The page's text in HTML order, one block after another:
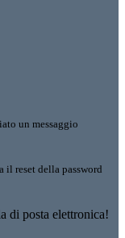
un messaggio
il reset della password
di posta elettronica!